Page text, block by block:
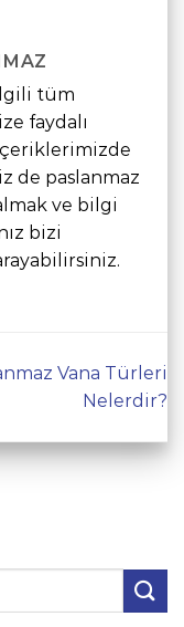
tüm
faydalı
de paslanmaz
ve bilgi
bizi
Vana Türleri
Nelerdir?